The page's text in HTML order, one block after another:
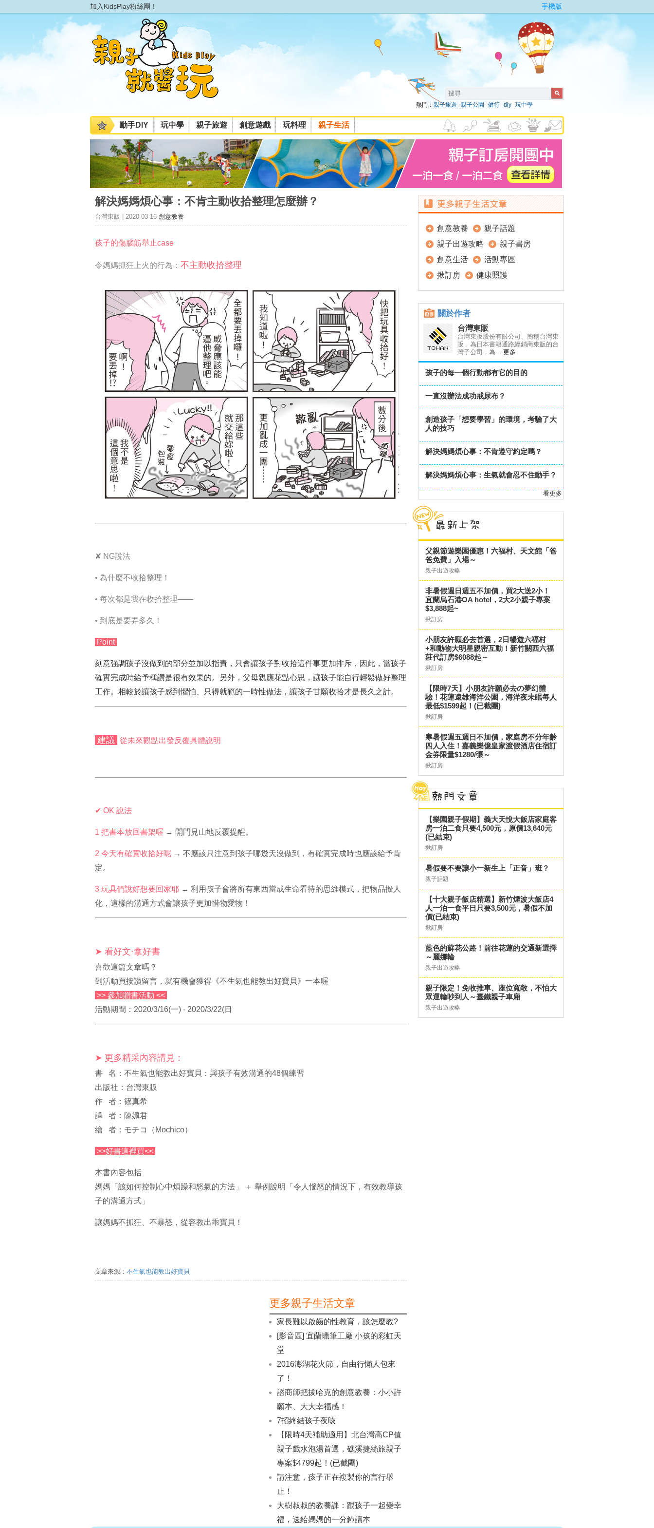
加入KidsPlay粉絲團！ 手機版
熱門： 親子旅遊 親子公園 健行 diy 玩中學
動手DIY 玩中學 親子旅遊 創意遊戲 玩料理 親子生活
解決媽媽煩心事：不肯主動收拾整理怎麼辦？
台灣東販 | 2020-03-16 創意教養
孩子的傷腦筋舉止case
令媽媽抓狂上火的行為： 不主動收拾整理
✘ NG說法
• 為什麼不收拾整理！
• 每次都是我在收拾整理――
• 到底是要弄多久！
Point
刻意強調孩子沒做到的部分並加以指責，只會讓孩子對收拾這件事更加排斥，因此，當孩子
確實完成時給予稱讚是很有效果的。另外，父母親應花點心思，讓孩子能自行輕鬆做好整理
工作。相較於讓孩子感到懼怕、只得就範的一時性做法，讓孩子甘願收拾才是長久之計。
建議 從未來觀點出發反覆具體說明
✔ OK 說法
1 把書本放回書架喔 → 開門見山地反覆提醒。
2 今天有確實收拾好呢 → 不應該只注意到孩子哪幾天沒做到，有確實完成時也應該給予肯
定。
3 玩具們說好想要回家耶 → 利用孩子會將所有東西當成生命看待的思維模式，把物品擬人
化，這樣的溝通方式會讓孩子更加惜物愛物！
➤ 看好文‧拿好書
喜歡這篇文章嗎？
到活動頁按讚留言，就有機會獲得《不生氣也能教出好寶貝》一本喔
>> 參加贈書活動 <<
活動期間：2020/3/16(一) - 2020/3/22(日
➤ 更多精采內容請見：
書 名：不生氣也能教出好寶貝：與孩子有效溝通的48個練習
出版社：台灣東販
作 者：篠真希
譯 者：陳姵君
繪 者：モチコ（Mochico）
>>好書這裡買<<
本書內容包括
媽媽「該如何控制心中煩躁和怒氣的方法」 ＋ 舉例說明「令人惱怒的情況下，有效教導孩
子的溝通方式」
讓媽媽不抓狂、不暴怒，從容教出乖寶貝！
文章來源： 不生氣也能教出好寶貝
更多親子生活文章
家長難以啟齒的性教育，該怎麼教?
[影音區] 宜蘭蠟筆工廠 小孩的彩虹天
堂
2016澎湖花火節，自由行懶人包來
了！
諮商師把拔哈克的創意教養：小小許
願本、大大幸福感！
7招終結孩子夜咳
【限時4天補助適用】北台灣高CP值
親子戲水泡湯首選，礁溪捷絲旅親子
專案$4799起！(已截團)
請注意，孩子正在複製你的言行舉
止！
大樹叔叔的教養課：跟孩子一起變幸
福，送給媽媽的一分鐘讀本
創意教養
親子話題
親子出遊攻略
親子書房
創意生活
活動專區
揪訂房
健康照護
關於作者
台灣東販
台灣東販股份有限公司、簡稱台灣東
販，為日本書籍通路經銷商東販的台
灣子公司，為... 更多
孩子的每一個行動都有它的目的
一直沒辦法成功戒尿布？
創造孩子「想要學習」的環境，考驗了大
人的技巧
解決媽媽煩心事：不肯遵守約定嗎？
解決媽媽煩心事：生氣就會忍不住動手？
看更多
父親節遊樂園優惠！六福村、天文館「爸
爸免費」入場～
親子出遊攻略
非暑假週日週五不加價，買2大送2小！
宜蘭烏石港OA hotel，2大2小親子專案
$3,888起~
揪訂房
小朋友許願必去首選，2日暢遊六福村
+和動物大明星親密互動！新竹關西六福
莊代訂房$6088起～
揪訂房
【限時7天】小朋友許願必去の夢幻體
驗！花蓮遠雄海洋公園，海洋夜未眠每人
最低$1599起！(已截團)
揪訂房
寒暑假週五週日不加價，家庭房不分年齡
四人入住！嘉義樂億皇家渡假酒店住宿訂
金券限量$1280/張～
揪訂房
【樂園親子假期】義大天悅大飯店家庭客
房一泊二食只要4,500元，原價13,640元
(已結束)
揪訂房
暑假要不要讓小一新生上「正音」班？
親子話題
【十大親子飯店精選】新竹煙波大飯店4
人一泊一食平日只要3,500元，暑假不加
價(已結束)
揪訂房
藍色的蘇花公路！前往花蓮的交通新選擇
～麗娜輪
親子出遊攻略
親子限定！免收推車、座位寬敞，不怕大
眾運輸吵到人～臺鐵親子車廂
親子出遊攻略